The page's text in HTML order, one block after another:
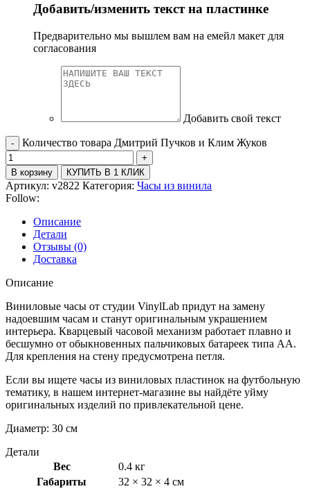
Добавить/изменить текст на пластинке
Предварительно мы вышлем вам на емейл макет для
согласования
Добавить свой текст
Количество товара Дмитрий Пучков и Клим Жуков
В корзину КУПИТЬ В 1 КЛИК
Артикул: v2822 Категория: Часы из винила
Follow:
Описание
Детали
Отзывы (0)
Доставка
Описание
Виниловые часы от студии VinylLab придут на замену
надоевшим часам и станут оригинальным украшением
интерьера. Кварцевый часовой механизм работает плавно и
бесшумно от обыкновенных пальчиковых батареек типа АА.
Для крепления на стену предусмотрена петля.
Если вы ищете часы из виниловых пластинок на футбольную
тематику, в нашем интернет-магазине вы найдёте уйму
оригинальных изделий по привлекательной цене.
Диаметр: 30 см
Детали
Вес
0.4 кг
Габариты
32 × 32 × 4 см